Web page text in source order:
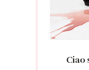
Ciao